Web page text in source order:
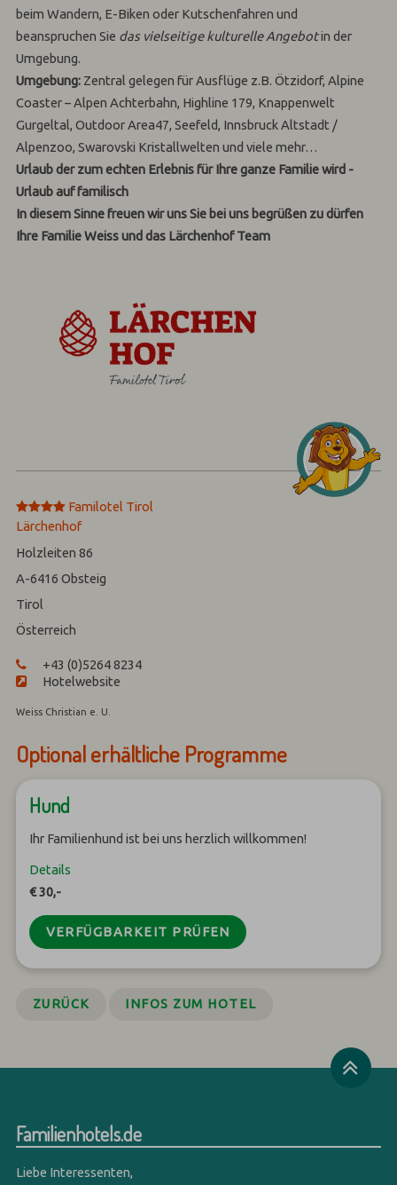
beim Wandern, E-Biken oder Kutschenfahren und
beanspruchen Sie das vielseitige kulturelle Angebotin der
Umgebung.
Umgebung: Zentral gelegen für Ausflüge z.B. Ötzidorf, Alpine
Coaster – Alpen Achterbahn, Highline 179, Knappenwelt
Gurgeltal, Outdoor Area47, Seefeld, Innsbruck Altstadt /
Alpenzoo, Swarovski Kristallwelten und viele mehr…
Urlaub der zum echten Erlebnis für Ihre ganze Familie wird -
Urlaub auf familisch
In diesem Sinne freuen wir uns Sie bei uns begrüßen zu dürfen
Ihre Familie Weiss und das Lärchenhof Team
****
Familotel Tirol
Lärchenhof
Holzleiten 86
A-6416Obsteig
Tirol
Österreich
+43 (0)5264 8234
Hotelwebsite
Weiss Christian e. U.
Optional erhältliche Programme
Hund
Ihr Familienhund ist bei uns herzlich willkommen!
Details
€ 30,-
VERFÜGBARKEIT PRÜFEN
ZURÜCK INFOS ZUM HOTEL
Familienhotels.de
Liebe Interessenten,